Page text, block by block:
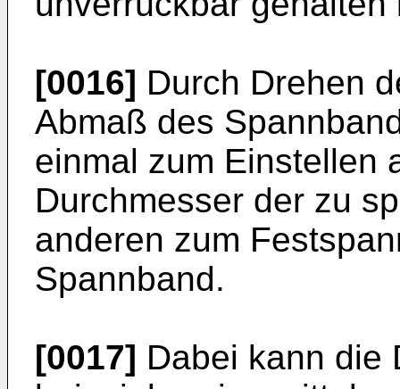
[0016] Durch Drehen
Abmaß des
einmal zum Einstellen
Durchmesser der zu
anderen zum
Spannband.
[0017] Dabei kann die